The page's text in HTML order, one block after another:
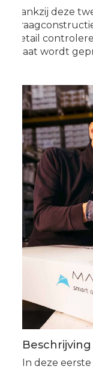
Dankzij deze
detail
maat wordt
Beschrijving
In deze